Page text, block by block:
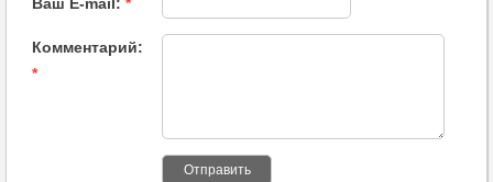
Комментарий:
*
Отправить